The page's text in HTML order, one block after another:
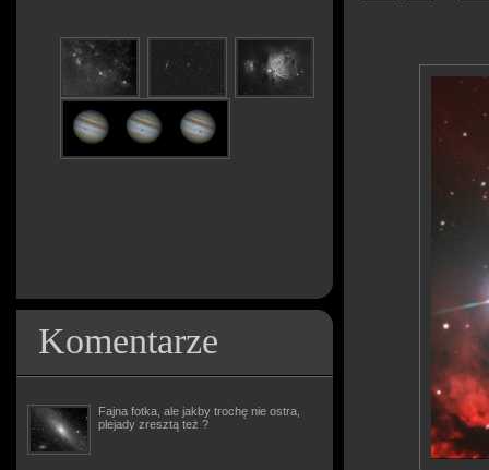
Komentarze
Fajna fotka, ale jakby trochę nie ostra,
plejady zresztą też ?